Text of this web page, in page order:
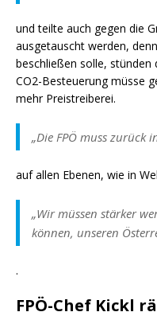
und teilte auch gegen die
ausgetauscht werden,
beschließen solle, stünden
CO2-Besteuerung müsse
mehr Preistreiberei.
„Die FPÖ muss zurück
auf allen Ebenen, wie in
„Wir müssen stärker
können, unseren
.
FPÖ-Chef Kickl